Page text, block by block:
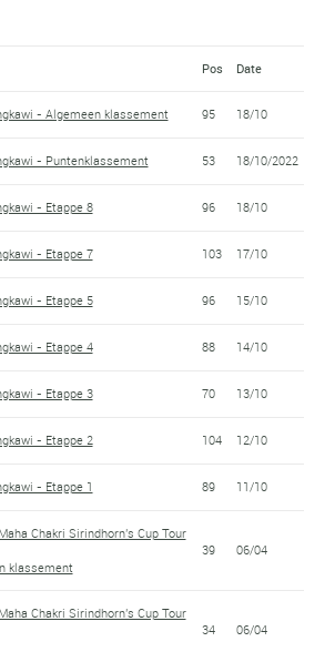
Pos Date
- Algemeen klassement 95 18/10
- Puntenklassement 53 18/10/2022
- Etappe 8 96 18/10
- Etappe 7 103 17/10
- Etappe 5 96 15/10
- Etappe 4 88 14/10
- Etappe 3 70 13/10
- Etappe 2 104 12/10
- Etappe 1 89 11/10
Chakri Sirindhorn's Cup Tour
klassement
39 06/04
Chakri Sirindhorn's Cup Tour
34 06/04